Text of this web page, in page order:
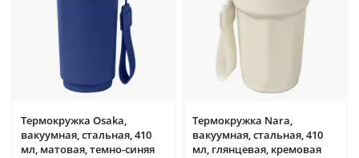
Термокружка Osaka,
вакуумная, стальная, 410
мл, матовая, темно-синяя
Термокружка Nara,
вакуумная, стальная, 410
мл, глянцевая, кремовая